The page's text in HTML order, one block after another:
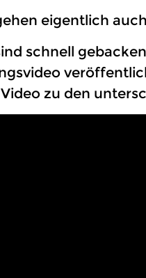
eigentlich
schnell
zu den